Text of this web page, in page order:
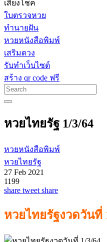
เสี่ยงโชค
ใบตรวจหวย
ทำนายฝัน
หวยหนังสือพิมพ์
เสริมดวง
รับทำเว็บไซต์
สร้าง qr code ฟรี
หวยไทยรัฐ 1/3/64
หวยหนังสือพิมพ์
หวยไทยรัฐ
27 Feb 2021
1199
share tweet share
หวยไทยรัฐงวดวันที่